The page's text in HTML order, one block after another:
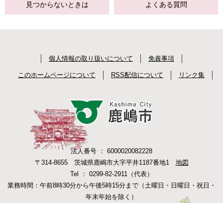
見つからないときは よくある質問
個人情報の取り扱いについて 免責事項
このホームページについて RSS配信について リンク集
法人番号 ： 6000020082228
〒314-8655 茨城県鹿嶋市大字平井1187番地1 地図
Tel ： 0299-82-2911（代表）
業務時間：午前8時30分から午後5時15分まで（土曜日・日曜日・祝日・
年末年始を除く）